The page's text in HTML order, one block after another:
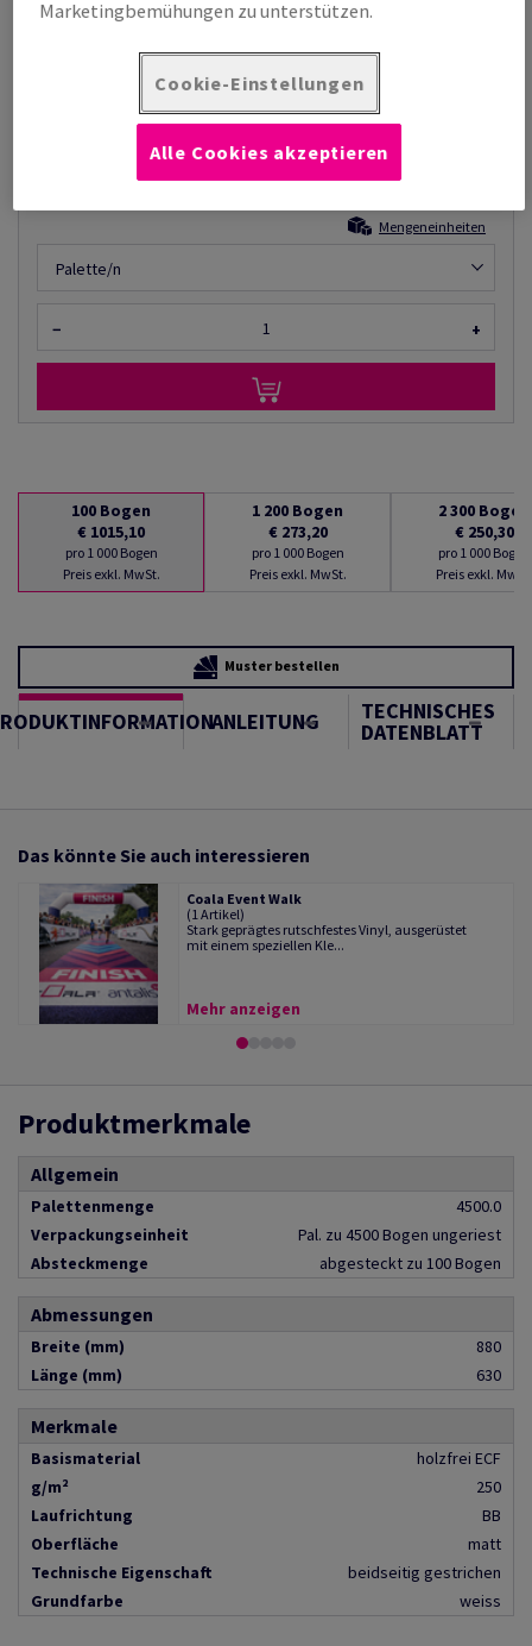
Mengeneinheiten
Palette/n
− +
100 Bogen
€ 1015,10
pro 1 000 Bogen
Preis exkl. MwSt.
1 200 Bogen
€ 273,20
pro 1 000 Bogen
Preis exkl. MwSt.
2 300 Bogen
€ 250,30
pro 1 000 Bogen
Preis exkl. MwSt.
Muster bestellen
ANLEITUNG TECHNISCHES
DATENBLATT
Das könnte Sie auch interessieren
Coala Event Walk
(1 Artikel)
Stark geprägtes rutschfestes Vinyl, ausgerüstet
mit einem speziellen Kle...
Mehr anzeigen
Produktmerkmale
Allgemein
Palettenmenge
4500.0
Verpackungseinheit
Pal. zu 4500 Bogen ungeriest
Absteckmenge
abgesteckt zu 100 Bogen
Abmessungen
Breite (mm)
880
Länge (mm)
630
Merkmale
Basismaterial
holzfrei ECF
g/m²
250
Laufrichtung
BB
Oberfläche
matt
Technische Eigenschaft
beidseitig gestrichen
Grundfarbe
weiss
Marketingbemühungen zu unterstützen.
Cookie-Einstellungen
Alle Cookies akzeptieren